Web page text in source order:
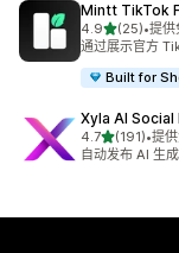
Mintt TikTok
4.9星（满分 5
(25)
总共 25 条评论
•提供
通过展示官方
Built for
Xyla AI
4.7星（满分 5
(191)
总共 191 条评论
•提
自动发布 AI 生